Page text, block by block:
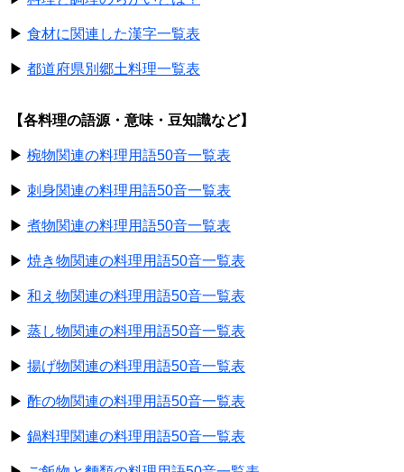
▶ 食材に関連した漢字一覧表
▶ 都道府県別郷土料理一覧表
【各料理の語源・意味・豆知識など】
▶ 椀物関連の料理用語50音一覧表
▶ 刺身関連の料理用語50音一覧表
▶ 煮物関連の料理用語50音一覧表
▶ 焼き物関連の料理用語50音一覧表
▶ 和え物関連の料理用語50音一覧表
▶ 蒸し物関連の料理用語50音一覧表
▶ 揚げ物関連の料理用語50音一覧表
▶ 酢の物関連の料理用語50音一覧表
▶ 鍋料理関連の料理用語50音一覧表